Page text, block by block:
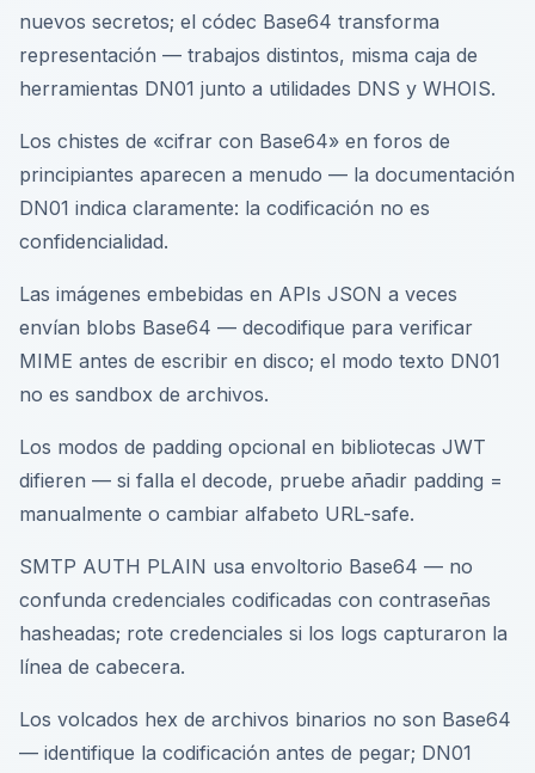
nuevos secretos; el códec Base64 transforma
representación — trabajos distintos, misma caja de
herramientas DN01 junto a utilidades DNS y WHOIS.
Los chistes de «cifrar con Base64» en foros de
principiantes aparecen a menudo — la documentación
DN01 indica claramente: la codificación no es
confidencialidad.
Las imágenes embebidas en APIs JSON a veces
envían blobs Base64 — decodifique para verificar
MIME antes de escribir en disco; el modo texto DN01
no es sandbox de archivos.
Los modos de padding opcional en bibliotecas JWT
difieren — si falla el decode, pruebe añadir padding =
manualmente o cambiar alfabeto URL-safe.
SMTP AUTH PLAIN usa envoltorio Base64 — no
confunda credenciales codificadas con contraseñas
hasheadas; rote credenciales si los logs capturaron la
línea de cabecera.
Los volcados hex de archivos binarios no son Base64
— identifique la codificación antes de pegar; DN01